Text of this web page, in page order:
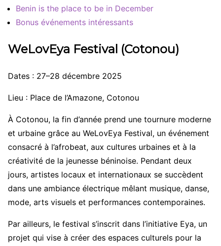
Benin is the place to be in December
Bonus événements intéressants
WeLovEya Festival (Cotonou)
Dates : 27–28 décembre 2025
Lieu : Place de l’Amazone, Cotonou
À Cotonou, la fin d’année prend une tournure moderne
et urbaine grâce au WeLovEya Festival, un événement
consacré à l’afrobeat, aux cultures urbaines et à la
créativité de la jeunesse béninoise. Pendant deux
jours, artistes locaux et internationaux se succèdent
dans une ambiance électrique mêlant musique, danse,
mode, arts visuels et performances contemporaines.
Par ailleurs, le festival s’inscrit dans l’initiative Eya, un
projet qui vise à créer des espaces culturels pour la